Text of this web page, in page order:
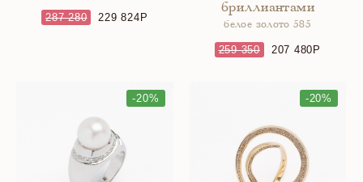
287 280 229 824
бриллиантами
белое золото 585
259 350 207 480
-20% -20%